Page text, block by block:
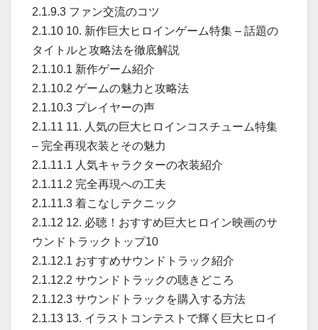
2.1.9.3 ファン交流のコツ
2.1.10 10. 新作巨大ヒロインゲーム特集 – 話題の
タイトルと攻略法を徹底解説
2.1.10.1 新作ゲーム紹介
2.1.10.2 ゲームの魅力と攻略法
2.1.10.3 プレイヤーの声
2.1.11 11. 人気の巨大ヒロインコスチューム特集
– 完全再現衣装とその魅力
2.1.11.1 人気キャラクターの衣装紹介
2.1.11.2 完全再現への工夫
2.1.11.3 着こなしテクニック
2.1.12 12. 必聴！おすすめ巨大ヒロイン映画のサ
ウンドトラックトップ10
2.1.12.1 おすすめサウンドトラック紹介
2.1.12.2 サウンドトラックの聴きどころ
2.1.12.3 サウンドトラックを購入する方法
2.1.13 13. イラストコンテストで輝く巨大ヒロイ